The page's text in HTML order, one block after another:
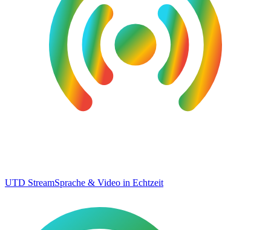
UTD StreamSprache & Video in Echtzeit